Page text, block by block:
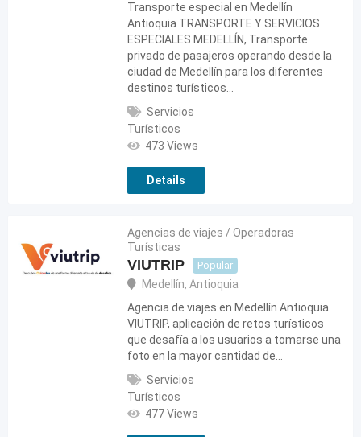
Transporte especial en Medellín
Antioquia TRANSPORTE Y SERVICIOS
ESPECIALES MEDELLÍN, Transporte
privado de pasajeros operando desde la
ciudad de Medellín para los diferentes
destinos turísticos…
Servicios
Turísticos
473 Views
Details
Agencias de viajes / Operadoras
Turísticas
VIUTRIP Popular
Medellín, Antioquia
Agencia de viajes en Medellín Antioquia
VIUTRIP, aplicación de retos turísticos
que desafía a los usuarios a tomarse una
foto en la mayor cantidad de…
Servicios
Turísticos
477 Views